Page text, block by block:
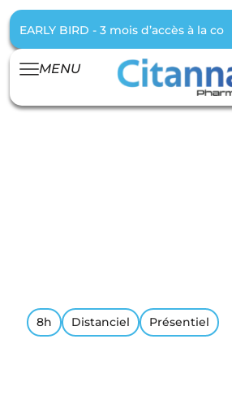
EARLY BIRD - 3 mois d’accès à la
MENU
8h Distanciel Présentiel